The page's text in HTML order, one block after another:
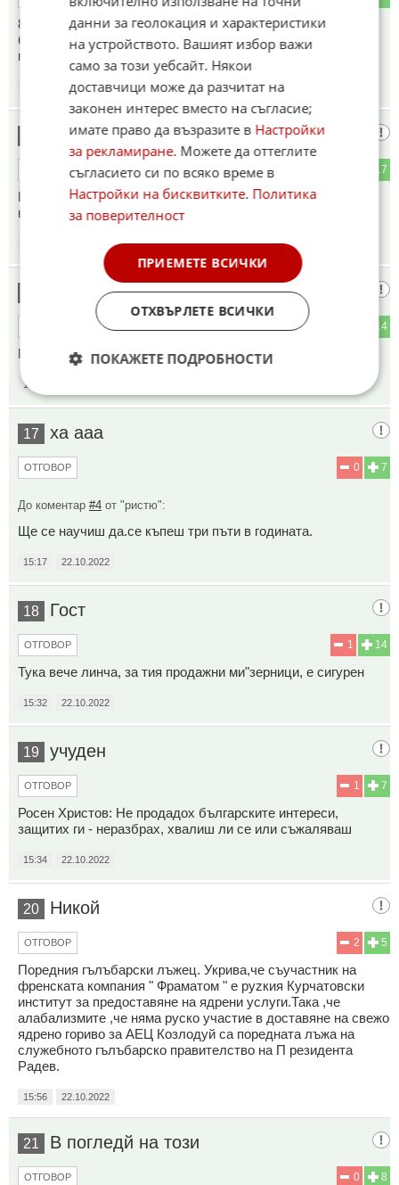
800 киловата таван е храчка в лицето на всички 90%
българи енергийно бедни. Това не само е подигравка и
гавра но и нож в гърба
22.10.2022
Гост
17
ОТГОВОР
Как ги защити с двете тарифи за ток, бе?!! Изедници сте
всички до един
14
Продажник!
15:16
17 ха ааа
7
0
ОТГОВОР
До коментар #4 от "ристю":
Ще се научиш да.се къпеш три пъти в годината.
15:17 22.10.2022
18 Гост
14
1
ОТГОВОР
Тука вече линча, за тия продажни ми"зерници, е сигурен
15:32 22.10.2022
19 учуден
7
1
ОТГОВОР
Росен Христов: Не продадох българските интереси,
защитих ги - неразбрах, хвалиш ли се или съжаляваш
15:34 22.10.2022
20 Никой
5
2
ОТГОВОР
Поредния гълъбарски лъжец. Укрива,че съучастник на
френската компания " Фраматом " е руzкия Курчатовски
институт за предоставяне на ядрени услуги.Така ,че
алабализмите ,че няма руско участие в доставяне на свежо
ядрено гориво за АЕЦ Козлодуй са поредната лъжа на
служебното гълъбарско правителство на П резидента
Радев.
15:56 22.10.2022
21 В погледй на този
8
0
ОТГОВОР
данни за геолокация и характеристики
на устройството. Вашият избор важи
само за този уебсайт. Някои
доставчици може да разчитат на
законен интерес вместо на съгласие;
имате право да възразите в Настройки
за рекламиране. Можете да оттеглите
съгласието си по всяко време в
Настройки на бисквитките. Политика
за поверителност
ПРИЕМЕТЕ ВСИЧКИ
ОТХВЪРЛЕТЕ ВСИЧКИ
ПОКАЖЕТЕ ПОДРОБНОСТИ